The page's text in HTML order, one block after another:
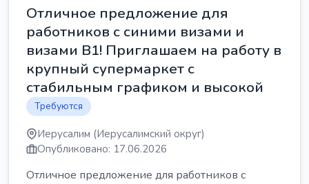
Отличное предложение для
работников с синими визами и
визами B1! Приглашаем на работу в
крупный супермаркет с
стабильным графиком и высокой
Требуются
Иерусалим (Иерусалимский округ)
Опубликовано: 17.06.2026
Отличное предложение для работников с